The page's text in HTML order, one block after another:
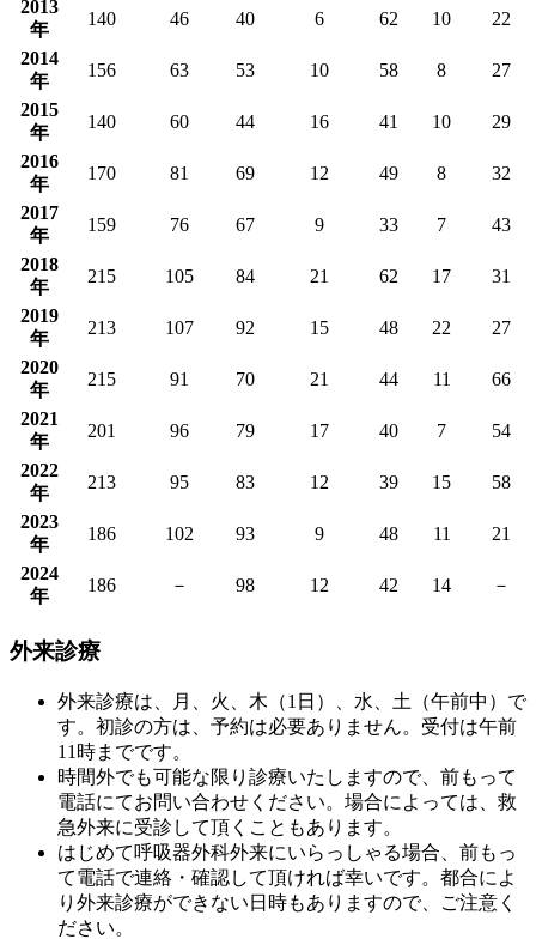
2013
年
140 46 40 6 62 10
22
2014
年
156 63 53 10 58 8
27
2015
年
140 60 44 16 41 10
29
2016
年
170 81 69 12 49 8
32
2017
年
159 76 67 9 33 7
43
2018
年
215 105 84 21 62 17
31
2019
年
213 107 92 15 48 22
27
2020
年
215 91 70 21 44 11
66
2021
年
201 96 79 17 40 7
54
2022
年
213 95 83 12 39 15
58
2023
年
186 102 93 9 48 11
21
2024
年
186 － 98 12 42 14 －
外来診療
外来診療は、月、火、木（1日）、水、土（午前中）で
す。初診の方は、予約は必要ありません。受付は午前
11時までです。
時間外でも可能な限り診療いたしますので、前もって
電話にてお問い合わせください。場合によっては、救
急外来に受診して頂くこともあります。
はじめて呼吸器外科外来にいらっしゃる場合、前もっ
て電話で連絡・確認して頂ければ幸いです。都合によ
り外来診療ができない日時もありますので、ご注意く
ださい。